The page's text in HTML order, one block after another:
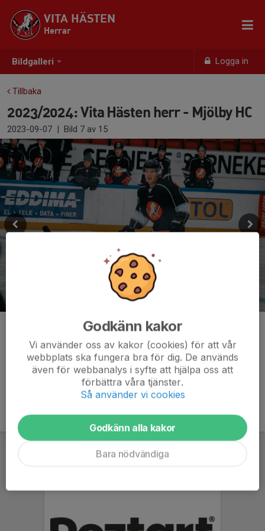
Bildgalleri Logga in
VITA HÄSTEN
Herrar
Tillbaka
2023/2024: Vita Hästen herr - Mjölby HC
2023-09-07 | Bild 7 av 15
Foto: Benjamin Lindkvist
Kommentarer
Godkänn kakor
Vi använder oss av kakor (cookies) för att vår
webbplats ska fungera bra för dig. De används
även för webbanalys i syfte att hjälpa oss att
förbättra våra tjänster.
Så använder vi cookies
Godkänn alla kakor
Bara nödvändiga